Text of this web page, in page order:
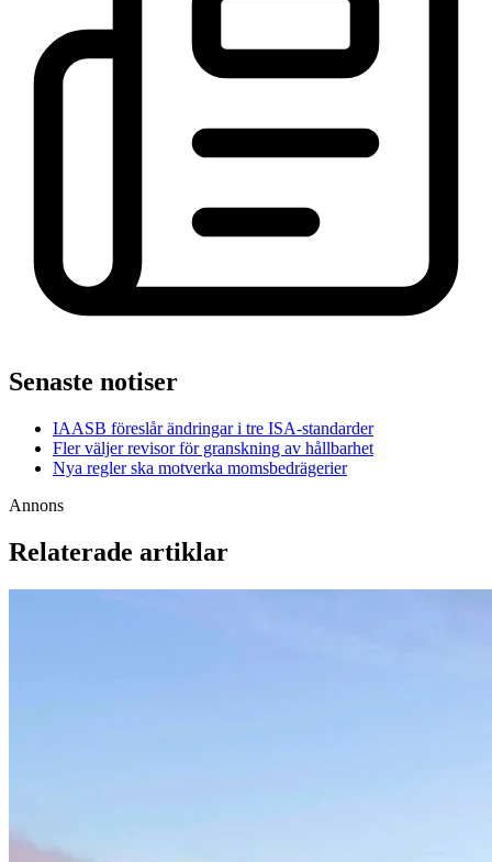
Senaste notiser
IAASB föreslår ändringar i tre ISA-standarder
Fler väljer revisor för granskning av hållbarhet
Nya regler ska motverka momsbedrägerier
Annons
Relaterade artiklar